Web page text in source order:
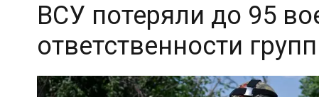
ВСУ потеряли до 95
ответственности